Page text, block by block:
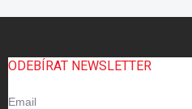
ODEBÍRAT NEWSLETTER
Email